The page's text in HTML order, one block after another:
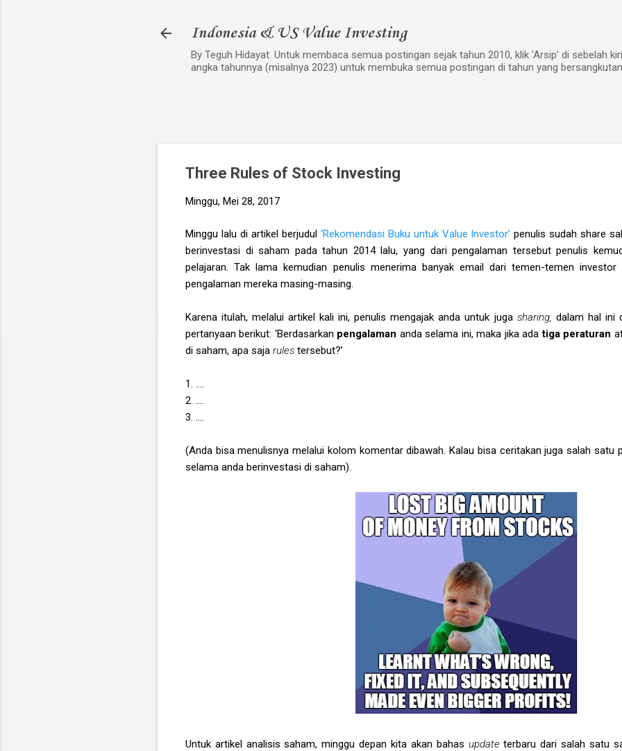
Indonesia & US Value Investing
By Teguh Hidayat. Untuk membaca semua postingan sejak tahun 2010, klik 'Arsip' di sebelah
angka tahunnya (misalnya 2023) untuk membuka semua postingan di tahun yang
Three Rules of Stock Investing
Minggu, Mei 28, 2017
Minggu lalu di artikel berjudul ‘Rekomendasi Buku untuk Value Investor’ penulis sudah share
berinvestasi di saham pada tahun 2014 lalu, yang dari pengalaman tersebut penulis
pelajaran. Tak lama kemudian penulis menerima banyak email dari temen-temen
pengalaman mereka masing-masing.
Karena itulah, melalui artikel kali ini, penulis mengajak anda untuk juga sharing, dalam hal ini
pertanyaan berikut: ‘Berdasarkan pengalaman anda selama ini, maka jika adatiga peraturan
di saham, apa saja rules tersebut?’
1. ....
2. ....
3. ....
(Anda bisa menulisnya melalui kolom komentar dibawah. Kalau bisa ceritakan juga salah satu
selama anda berinvestasi di saham).
Untuk artikel analisis saham, minggu depan kita akan bahas updateterbaru dari salah satu